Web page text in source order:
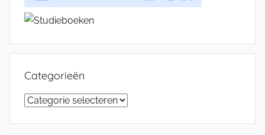
Categorieën
Categorieën